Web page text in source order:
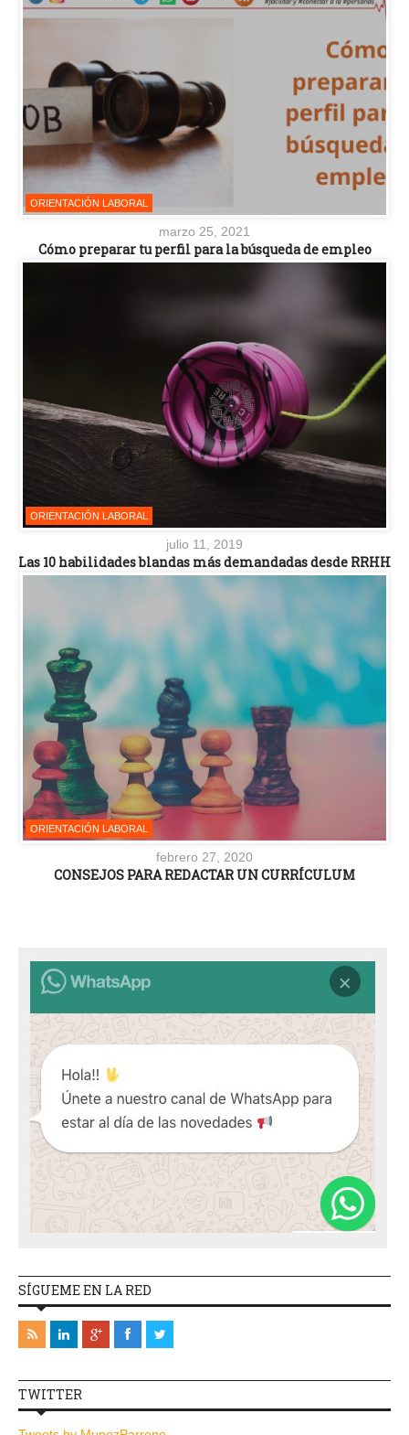
ORIENTACIÓN LABORAL
marzo 25, 2021
Cómo preparar tu perfil para la búsqueda de empleo
ORIENTACIÓN LABORAL
julio 11, 2019
Las 10 habilidades blandas más demandadas desde RRHH
ORIENTACIÓN LABORAL
febrero 27, 2020
CONSEJOS PARA REDACTAR UN CURRÍCULUM
SÍGUEME EN LA RED
TWITTER